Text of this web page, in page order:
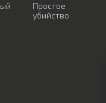
Простое
убийство